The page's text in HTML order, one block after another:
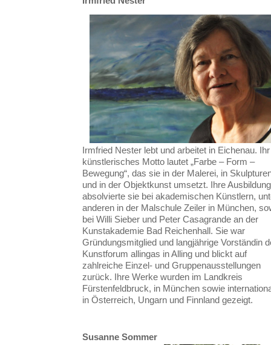
Irmfried Nester lebt und arbeitet in Eichenau. Ihr
künstlerisches Motto lautet „Farbe – Form –
Bewegung“, das sie in der Malerei, in
und in der Objektkunst umsetzt. Ihre Ausbildung
absolvierte sie bei akademischen Künstlern,
anderen in der Malschule Zeiler in München,
bei Willi Sieber und Peter Casagrande an der
Kunstakademie Bad Reichenhall. Sie war
Gründungsmitglied und langjährige Vorständin
Kunstforum allingas in Alling und blickt auf
zahlreiche Einzel- und Gruppenausstellungen
zurück. Ihre Werke wurden im Landkreis
Fürstenfeldbruck, in München sowie
in Österreich, Ungarn und Finnland gezeigt.
Susanne Sommer